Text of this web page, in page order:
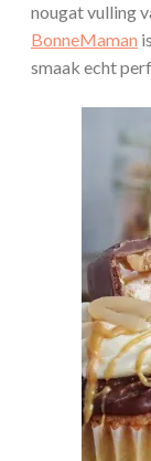
nougat vulling
BonneMaman
smaak echt